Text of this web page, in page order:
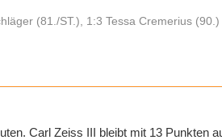
(81./ST.), 1:3 Tessa Cremerius (90.)
Carl Zeiss III bleibt mit 13 Punkten